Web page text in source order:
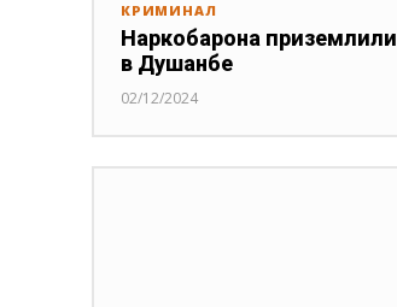
КРИМИНАЛ
Наркобарона приземлили
в Душанбе
02/12/2024